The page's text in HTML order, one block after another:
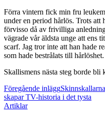
Förra vintern fick min fru
under en period hårlös. Trots
förvisso då av frivilliga
vägrade vår äldsta unge att ens
scarf. Jag tror inte att han hade
som hade bestrålats till hårlöshet.
Skallismens nästa steg borde bli
Inläggsnavigering
Föregående inlägg
skapar TV-historia i det tysta
Artiklar